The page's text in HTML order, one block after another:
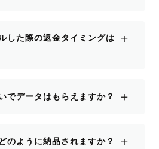
した際の返金タイミングは
＋
でデータはもらえますか？ ＋
のように納品されますか？ ＋